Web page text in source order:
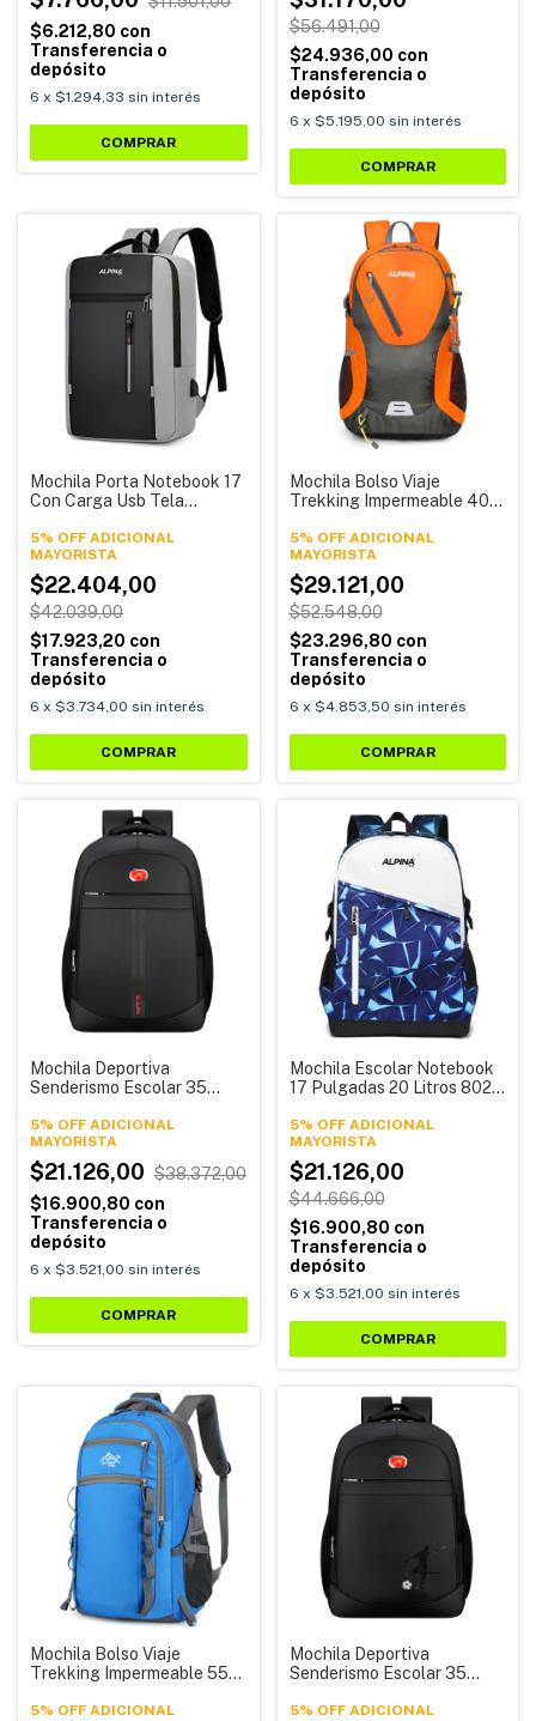
$6.212,80 con
Transferencia o
depósito
6 x $1.294,33 sin interés
COMPRAR
$56.491,00
$24.936,00 con
Transferencia o
depósito
6 x $5.195,00 sin interés
COMPRAR
Mochila Porta Notebook 17
Con Carga Usb Tela
5% OFF ADICIONAL
$22.404,00
$42.039,00
$17.923,20 con
Transferencia o
depósito
6 x $3.734,00 sin interés
COMPRAR
Mochila Bolso Viaje
Trekking Impermeable 40
5% OFF ADICIONAL
$29.121,00
$52.548,00
$23.296,80 con
Transferencia o
depósito
6 x $4.853,50 sin interés
COMPRAR
Mochila Deportiva
Senderismo Escolar 35
5% OFF ADICIONAL
$21.126,00 $38.372,00
$16.900,80 con
Transferencia o
depósito
6 x $3.521,00 sin interés
COMPRAR
Mochila Escolar Notebook
17 Pulgadas 20 Litros 802
5% OFF ADICIONAL
$21.126,00
$44.666,00
$16.900,80 con
Transferencia o
depósito
6 x $3.521,00 sin interés
COMPRAR
Mochila Bolso Viaje
Trekking Impermeable 55
5% OFF ADICIONAL
Mochila Deportiva
Senderismo Escolar 35
5% OFF ADICIONAL